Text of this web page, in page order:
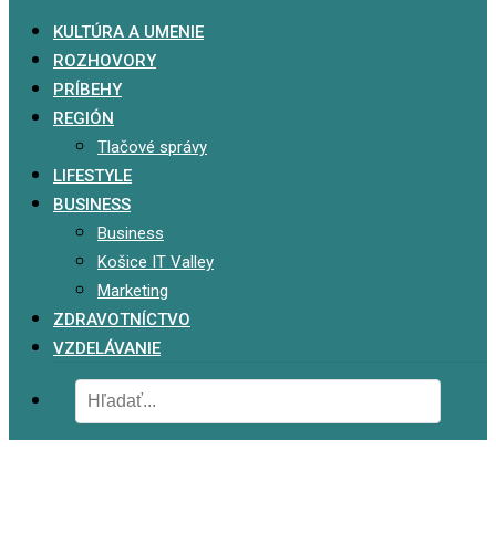
KULTÚRA A UMENIE
ROZHOVORY
PRÍBEHY
REGIÓN
Tlačové správy
LIFESTYLE
BUSINESS
Business
Košice IT Valley
Marketing
ZDRAVOTNÍCTVO
VZDELÁVANIE